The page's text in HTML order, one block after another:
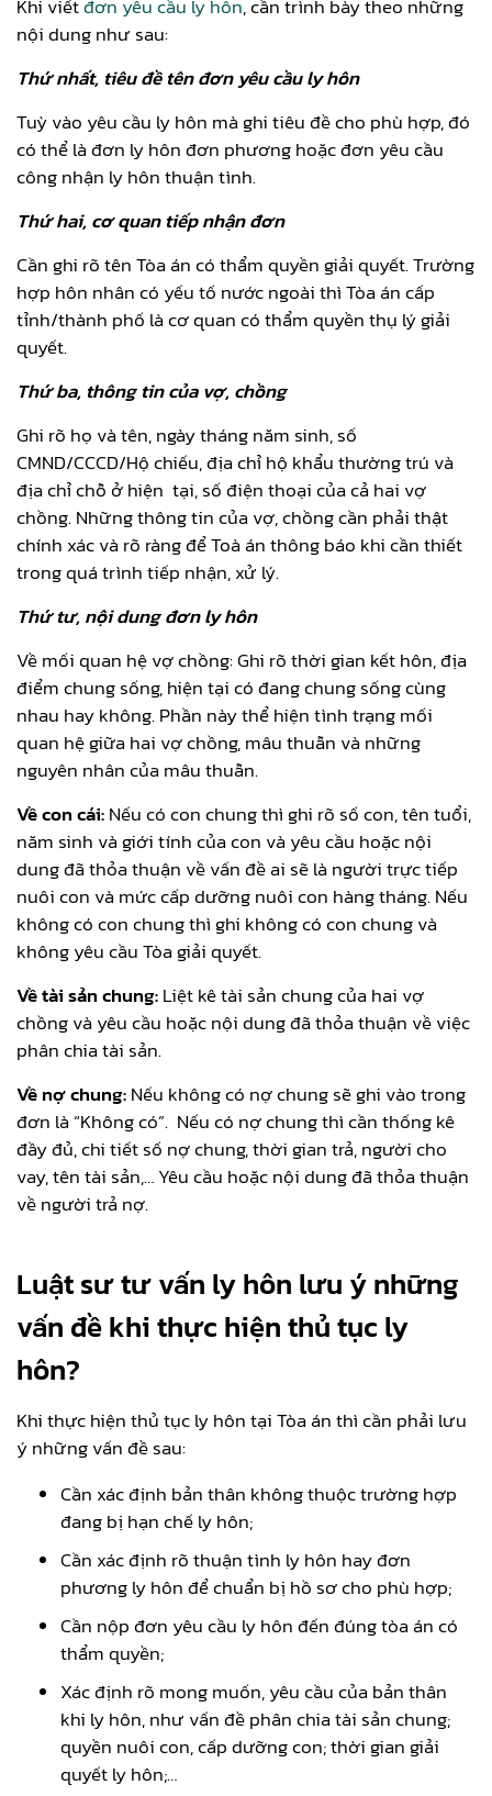
Khi viếtđơn yêu cầu ly hôn, cần trình bày theo những
nội dung như sau:
Thứ nhất, tiêu đề tên đơn yêu cầu ly hôn
Tuỳ vào yêu cầu ly hôn mà ghi tiêu đề cho phù hợp, đó
có thể là đơn ly hôn đơn phương hoặc đơn yêu cầu
công nhận ly hôn thuận tình.
Thứ hai, cơ quan tiếp nhận đơn
Cần ghi rõ tên Tòa án có thẩm quyền giải quyết. Trường
hợp hôn nhân có yếu tố nước ngoài thì Tòa án cấp
tỉnh/thành phố là cơ quan có thẩm quyền thụ lý giải
quyết.
Thứ ba, thông tin của vợ, chồng
Ghi rõ họ và tên, ngày tháng năm sinh, số
CMND/CCCD/Hộ chiếu, địa chỉ hộ khẩu thường trú và
địa chỉ chỗ ở hiện tại, số điện thoại của cả hai vợ
chồng. Những thông tin của vợ, chồng cần phải thật
chính xác và rõ ràng để Toà án thông báo khi cần thiết
trong quá trình tiếp nhận, xử lý.
Thứ tư, nội dung đơn ly hôn
Về mối quan hệ vợ chồng: Ghi rõ thời gian kết hôn, địa
điểm chung sống, hiện tại có đang chung sống cùng
nhau hay không. Phần này thể hiện tình trạng mối
quan hệ giữa hai vợ chồng, mâu thuẫn và những
nguyên nhân của mâu thuẫn.
Về con cái:Nếu có con chung thì ghi rõ số con, tên tuổi,
năm sinh và giới tính của con và yêu cầu hoặc nội
dung đã thỏa thuận về vấn đề ai sẽ là người trực tiếp
nuôi con và mức cấp dưỡng nuôi con hàng tháng. Nếu
không có con chung thì ghi không có con chung và
không yêu cầu Tòa giải quyết.
Về tài sản chung:Liệt kê tài sản chung của hai vợ
chồng và yêu cầu hoặc nội dung đã thỏa thuận về việc
phân chia tài sản.
Về nợ chung:Nếu không có nợ chung sẽ ghi vào trong
đơn là “Không có”. Nếu có nợ chung thì cần thống kê
đầy đủ, chi tiết số nợ chung, thời gian trả, người cho
vay, tên tài sản,… Yêu cầu hoặc nội dung đã thỏa thuận
về người trả nợ.
Luật sư tư vấn ly hôn lưu ý những
vấn đề khi thực hiện thủ tục ly
hôn?
Khi thực hiện thủ tục ly hôn tại Tòa án thì cần phải lưu
ý những vấn đề sau:
Cần xác định bản thân không thuộc trường hợp
đang bị hạn chế ly hôn;
Cần xác định rõ thuận tình ly hôn hay đơn
phương ly hôn để chuẩn bị hồ sơ cho phù hợp;
Cần nộp đơn yêu cầu ly hôn đến đúng tòa án có
thẩm quyền;
Xác định rõ mong muốn, yêu cầu của bản thân
khi ly hôn, như vấn đề phân chia tài sản chung;
quyền nuôi con, cấp dưỡng con; thời gian giải
quyết ly hôn;…